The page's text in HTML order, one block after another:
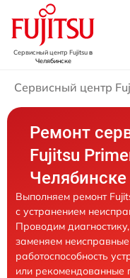
Сервисный центр Fujitsuв
Челябинске
Сервисный центр
Ремонт
Fujitsu
Челябинске
Выполняем ремонт
с устранением
Проводим
заменяем
работоспособность
или рекомендованные